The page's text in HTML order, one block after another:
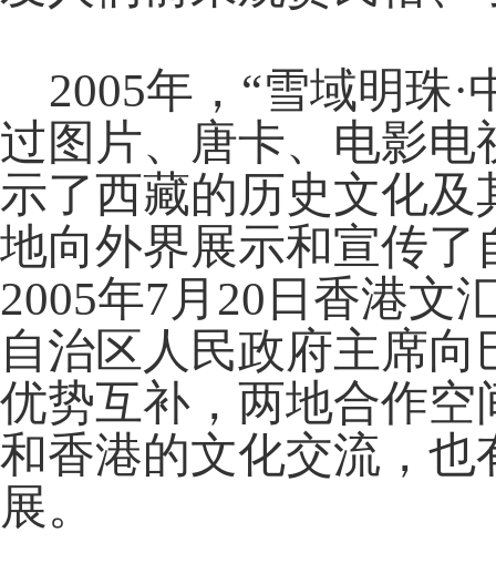
2005年，“雪域明珠·
过图片、唐卡、电影
示了西藏的历史文化
地向外界展示和宣传
2005年7月20日香港文
自治区人民政府主席
优势互补，两地合作
和香港的文化交流，
展。